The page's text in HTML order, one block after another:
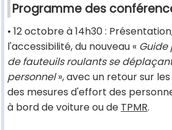
Programme des
• 12 octobre à 14h30 :
l'accessibilité, du nouveau « Guide
de fauteuils roulants se
personnel», avec un retour sur
des mesures d'effort des
à bord de voiture ou de TPMR.